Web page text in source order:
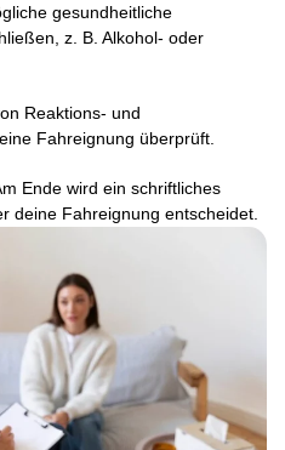
gesundheitliche
z. B. Alkohol- oder
Reaktions- und
Fahreignung überprüft.
Ende wird ein schriftliches
deine Fahreignung entscheidet.